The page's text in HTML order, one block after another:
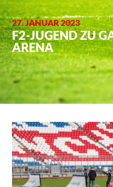
27. JANUAR 2023
F2-JUGEND ZU
ARENA